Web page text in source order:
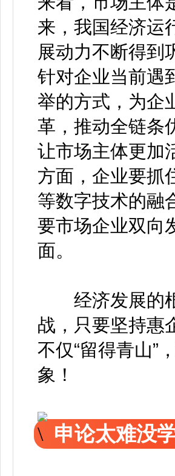
来，我国经济运
展动力不断得到
针对企业当前遇
举的方式，为企
革，推动全链条
让市场主体更加
方面，企业要抓
等数字技术的融
要市场企业双向
面。
经济发展的根
战，只要坚持惠
不仅“留得青山”
象！
申论太难没